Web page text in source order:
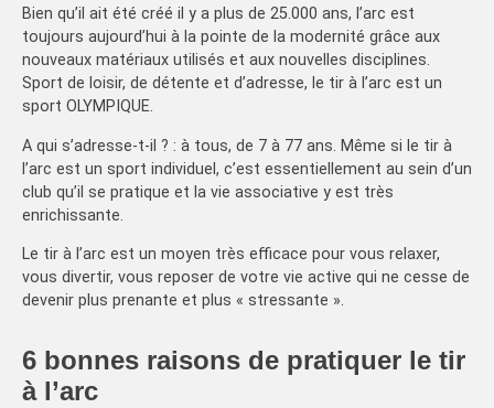
Bien qu’il ait été créé il y a plus de 25.000 ans, l’arc est
toujours aujourd’hui à la pointe de la modernité grâce aux
nouveaux matériaux utilisés et aux nouvelles disciplines.
Sport de loisir, de détente et d’adresse, le tir à l’arc est un
sport OLYMPIQUE.
A qui s’adresse-t-il ? : à tous, de 7 à 77 ans. Même si le tir à
l’arc est un sport individuel, c’est essentiellement au sein d’un
club qu’il se pratique et la vie associative y est très
enrichissante.
Le tir à l’arc est un moyen très efficace pour vous relaxer,
vous divertir, vous reposer de votre vie active qui ne cesse de
devenir plus prenante et plus « stressante ».
6 bonnes raisons de pratiquer le tir
à l’arc